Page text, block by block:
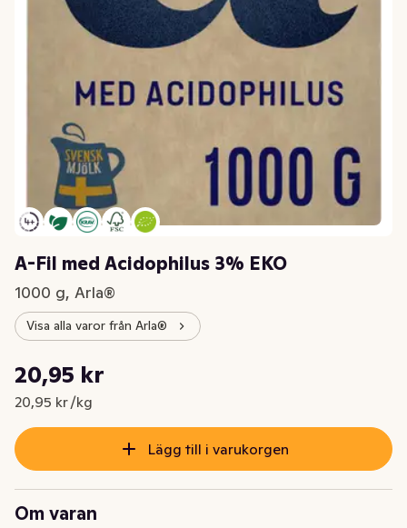
A-Fil med Acidophilus 3% EKO
1000 g, Arla®
Visa alla varor från Arla®
Nuvarande pris är: 20,95 kr
20,95 kr
20,95 kr /kg
Styckpris: 20,95 kr /kg
Lägg till i varukorgen
Om varan